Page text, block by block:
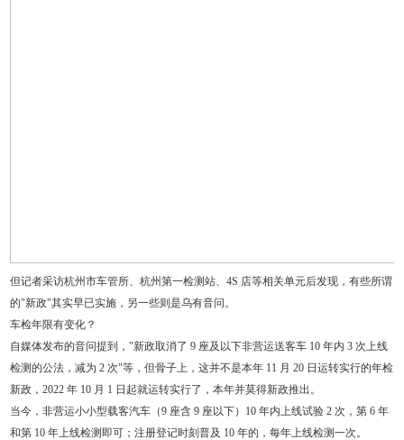
但记者采访杭州市车管所、杭州第一检测站、4S 店等相关单元后发现，有些所谓
的"新政"其实早已实施，另一些则是乌有音问。
车检年限有变化？
自媒体发布的音问提到，"新政取消了 9 座及以下非营运送客车 10 年内 3 次上线
检测的公法，减为 2 次"等，但骨子上，这并不是本年 11 月 20 日运转实行的年检
新政，2022 年 10 月 1 日起就运转实行了，本年并莫得新政推出。
当今，非营运小小型载客汽车（9 座含 9 座以下）10 年内上线试验 2 次，第 6 年
和第 10 年上线检测即可；注册登记时刻普及 10 年的，每年上线检测一次。